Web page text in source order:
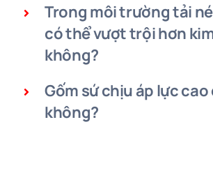
Trong môi trường tải
có thể vượt trội hơn
không?
Gốm sứ chịu áp lực cao
không?